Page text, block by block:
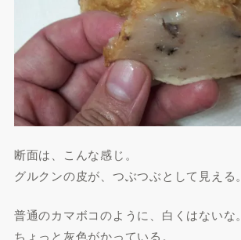
断面は、こんな感じ。
グルクンの皮が、つぶつぶとして見える。
普通のカマボコのように、白くはないな。
ちょっと灰色がかっている。